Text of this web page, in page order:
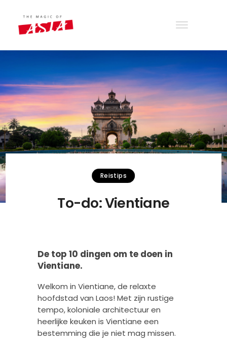
Reistips
To-do: Vientiane
De top 10 dingen om te doen in
Vientiane.
Welkom in Vientiane, de relaxte
hoofdstad van Laos! Met zijn rustige
tempo, koloniale architectuur en
heerlijke keuken is Vientiane een
bestemming die je niet mag missen.